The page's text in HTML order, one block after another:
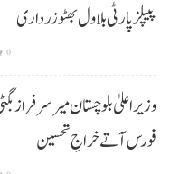
پیپلز پارٹی بلاول بھٹو زرداری
0
فورس آتے خراجِ تحسین